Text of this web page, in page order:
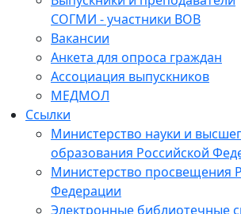
СОГМИ - участники ВОВ
Вакансии
Анкета для опроса граждан
Ассоциация выпускников
МЕДМОЛ
Ссылки
Министерство науки и
образования Российской
Министерство просвещения
Федерации
Электронные библиотечные